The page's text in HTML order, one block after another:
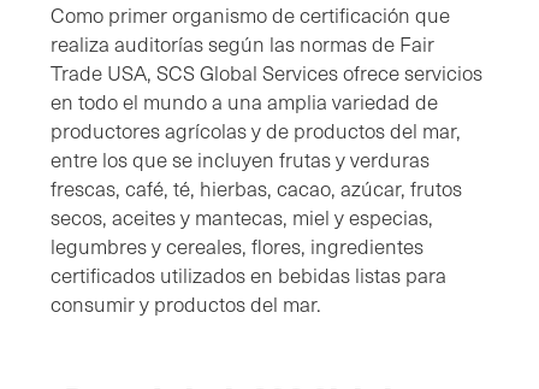
Como primer organismo de certificación que
realiza auditorías según las normas de Fair
Trade USA, SCS Global Services ofrece servicios
en todo el mundo a una amplia variedad de
productores agrícolas y de productos del mar,
entre los que se incluyen frutas y verduras
frescas, café, té, hierbas, cacao, azúcar, frutos
secos, aceites y mantecas, miel y especias,
legumbres y cereales, flores, ingredientes
certificados utilizados en bebidas listas para
consumir y productos del mar.